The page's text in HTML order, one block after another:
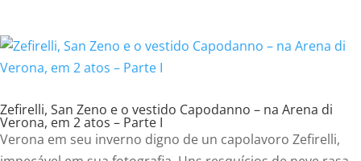
Zefirelli, San Zeno e o vestido Capodanno – na Arena di
Verona, em 2 atos – Parte I
Verona em seu inverno digno de un capolavoro Zefirelli,